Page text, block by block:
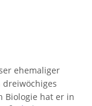
ehemaliger
Biologie hat er in